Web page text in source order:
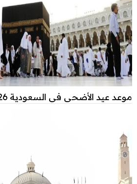
موعد عيد الأضحى في السعودية 2026